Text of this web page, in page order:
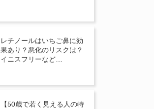
レチノールはいちご鼻に効
果あり？悪化のリスクは？
イニスフリーなど…
【50歳で若く見える人の特